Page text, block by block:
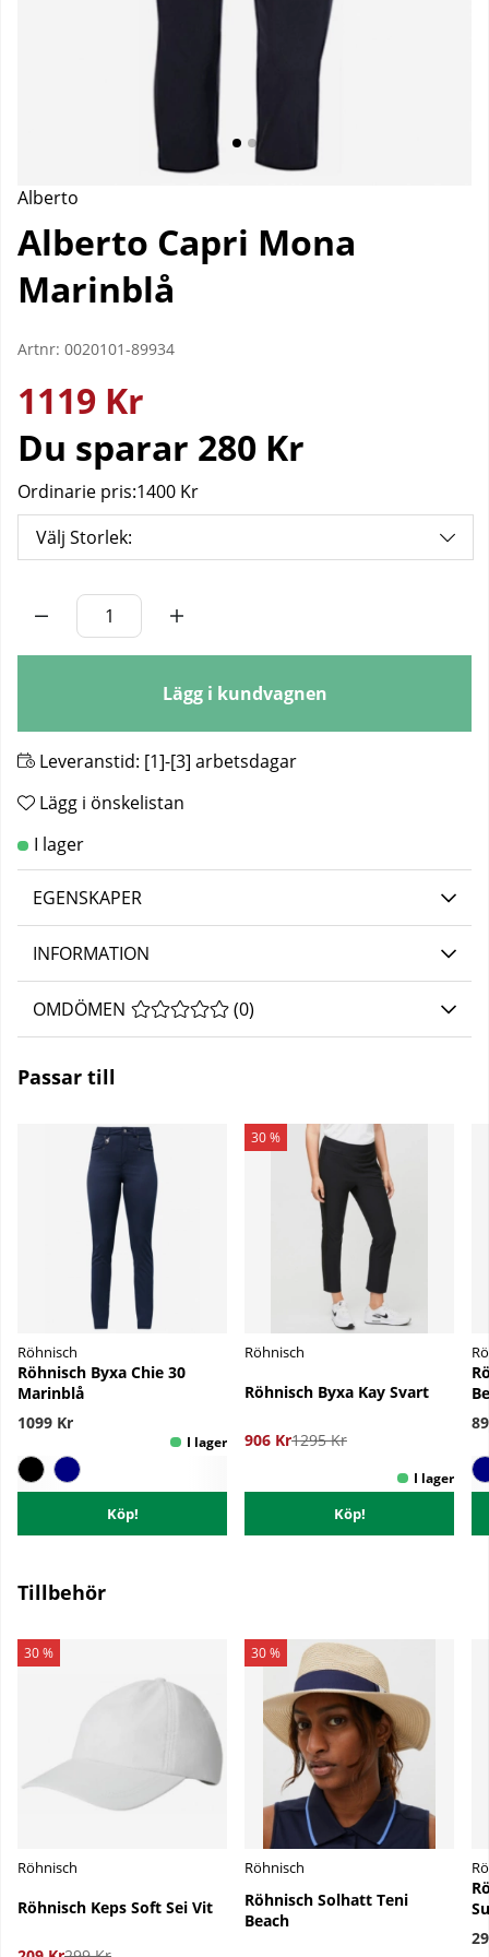
Alberto
Alberto Capri Mona
Marinblå
Artnr: 0020101-89934
1119 Kr
Du sparar 280 Kr
Ordinarie pris:1400 Kr
Välj Storlek:
Lägg i kundvagnen
Leveranstid: [1]-[3] arbetsdagar
Lägg i önskelistan
EGENSKAPER
INFORMATION
OMDÖMEN MEDELBETYG 0 AV 5 ANTAL BETYG 0
(0)
Passar till
Röhnisch
Röhnisch Byxa Chie 30
Marinblå
1099 Kr
Köp!
30 %
Röhnisch
Röhnisch Byxa Kay Svart
906 Kr1295 Kr
Köp!
Tillbehör
30 %
Röhnisch
Röhnisch Keps Soft Sei Vit
30 %
Röhnisch
Röhnisch Solhatt Teni
Beach